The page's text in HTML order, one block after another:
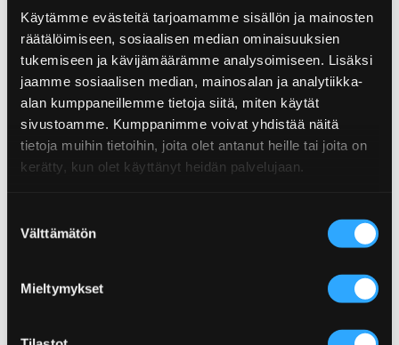
Käytämme evästeitä tarjoamamme sisällön ja mainosten
räätälöimiseen, sosiaalisen median ominaisuuksien
tukemiseen ja kävijämäärämme analysoimiseen. Lisäksi
jaamme sosiaalisen median, mainosalan ja analytiikka-
alan kumppaneillemme tietoja siitä, miten käytät
sivustoamme. Kumppanimme voivat yhdistää näitä
tietoja muihin tietoihin, joita olet antanut heille tai joita on
kerätty, kun olet käyttänyt heidän palvelujaan.
valinta
Välttämätön
Mieltymykset
JAUHELIHATACOKASTIKE LUCKY SRIRACHA MEATBALLS!